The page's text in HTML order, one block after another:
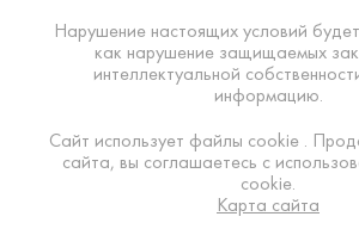
Нарушение настоящих условий
как нарушение защищаемых
интеллектуальной
информацию.
Сайт использует файлы cookie .
сайта, вы соглашаетесь с
cookie.
Карта сайта